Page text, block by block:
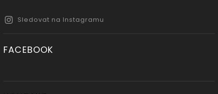
Sledovat na Instagramu
FACEBOOK